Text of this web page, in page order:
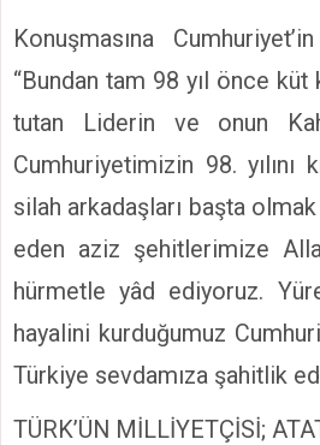
Konuşmasına
“Bundan tam 98 yıl önce
tutan Liderin ve onun
Cumhuriyetimizin 98.
silah arkadaşları başta
eden aziz şehitlerimize
hürmetle yâd ediyoruz.
hayalini kurduğumuz
Türkiye sevdamıza şahitlik
TÜRK’ÜN MİLLİYETÇİSİ;